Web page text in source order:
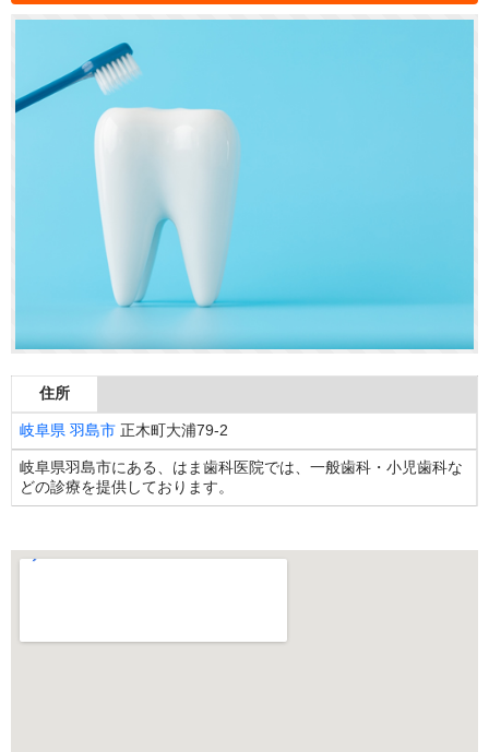
住所
岐阜県 羽島市 正木町大浦79-2
岐阜県羽島市にある、はま歯科医院では、一般歯科・小児歯科な
どの診療を提供しております。